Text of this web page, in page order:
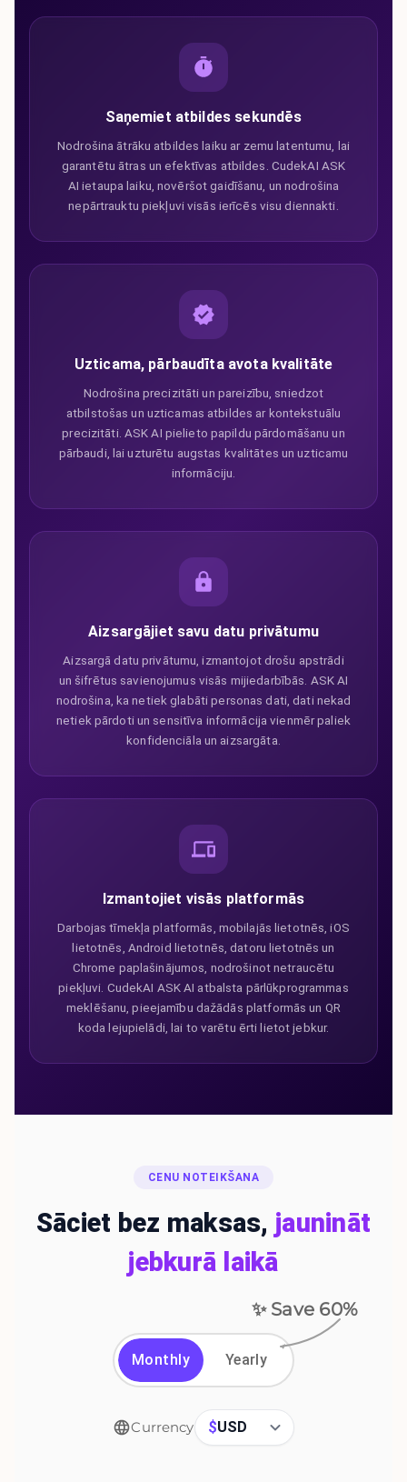
Saņemiet atbildes sekundēs
Nodrošina ātrāku atbildes laiku ar zemu latentumu, lai
garantētu ātras un efektīvas atbildes. CudekAI ASK
AI ietaupa laiku, novēršot gaidīšanu, un nodrošina
nepārtrauktu piekļuvi visās ierīcēs visu diennakti.
Uzticama, pārbaudīta avota kvalitāte
Nodrošina precizitāti un pareizību, sniedzot
atbilstošas un uzticamas atbildes ar kontekstuālu
precizitāti. ASK AI pielieto papildu pārdomāšanu un
pārbaudi, lai uzturētu augstas kvalitātes un uzticamu
informāciju.
Aizsargājiet savu datu privātumu
Aizsargā datu privātumu, izmantojot drošu apstrādi
un šifrētus savienojumus visās mijiedarbībās. ASK AI
nodrošina, ka netiek glabāti personas dati, dati nekad
netiek pārdoti un sensitīva informācija vienmēr paliek
konfidenciāla un aizsargāta.
Izmantojiet visās platformās
Darbojas tīmekļa platformās, mobilajās lietotnēs, iOS
lietotnēs, Android lietotnēs, datoru lietotnēs un
Chrome paplašinājumos, nodrošinot netraucētu
piekļuvi. CudekAI ASK AI atbalsta pārlūkprogrammas
meklēšanu, pieejamību dažādās platformās un QR
koda lejupielādi, lai to varētu ērti lietot jebkur.
CENU NOTEIKŠANA
Sāciet bez maksas, jaunināt
jebkurā laikā
✨ Save 60%
Monthly Yearly
Currency $USD